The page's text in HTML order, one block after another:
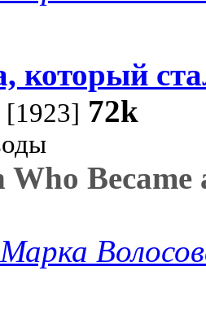
который
[1923] 72k
Became
Марка